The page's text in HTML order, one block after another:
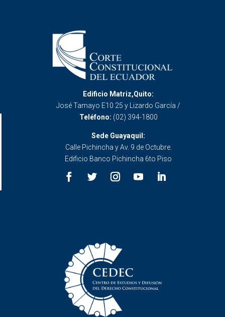
Edificio Matriz,Quito:
José Tamayo E10 25 y Lizardo García /
Teléfono: (02) 394-1800
Sede Guayaquil:
Calle Pichincha y Av. 9 de Octubre.
Edificio Banco Pichincha 6to Piso